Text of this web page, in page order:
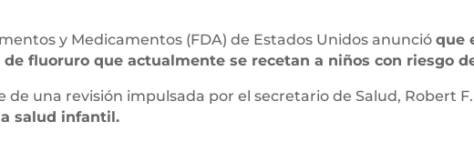
y Medicamentos (FDA) de Estados Unidos anuncióque
fluoruro que actualmente se recetan a niños con riesgo
una revisión impulsada por el secretario de Salud, Robert
salud infantil.